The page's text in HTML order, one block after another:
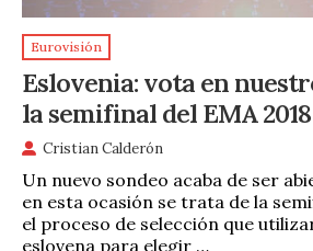
Eurovisión
Eslovenia: vota en
la semifinal del EMA 2018
Cristian Calderón
Un nuevo sondeo acaba de ser
en esta ocasión se trata de la
el proceso de selección que
eslovena para elegir …